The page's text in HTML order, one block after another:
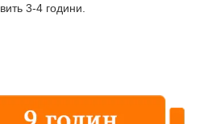
3-4 години.